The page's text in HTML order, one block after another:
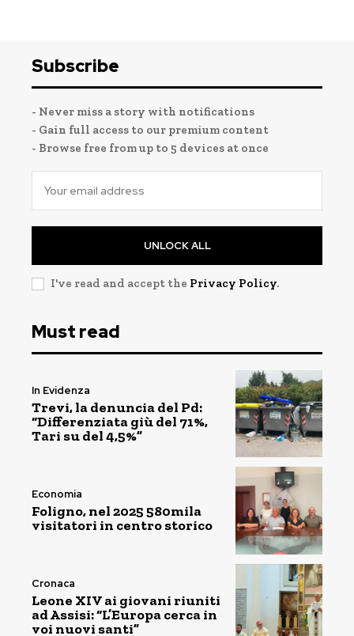
Subscribe
- Never miss a story with notifications
- Gain full access to our premium content
- Browse free from up to 5 devices at once
UNLOCK ALL
I've read and accept the Privacy Policy.
Must read
In Evidenza
Trevi, la denuncia del Pd:
“Differenziata giù del 71%,
Tari su del 4,5%”
Economia
Foligno, nel 2025 580mila
visitatori in centro storico
Cronaca
Leone XIV ai giovani riuniti
ad Assisi: “L’Europa cerca in
voi nuovi santi”